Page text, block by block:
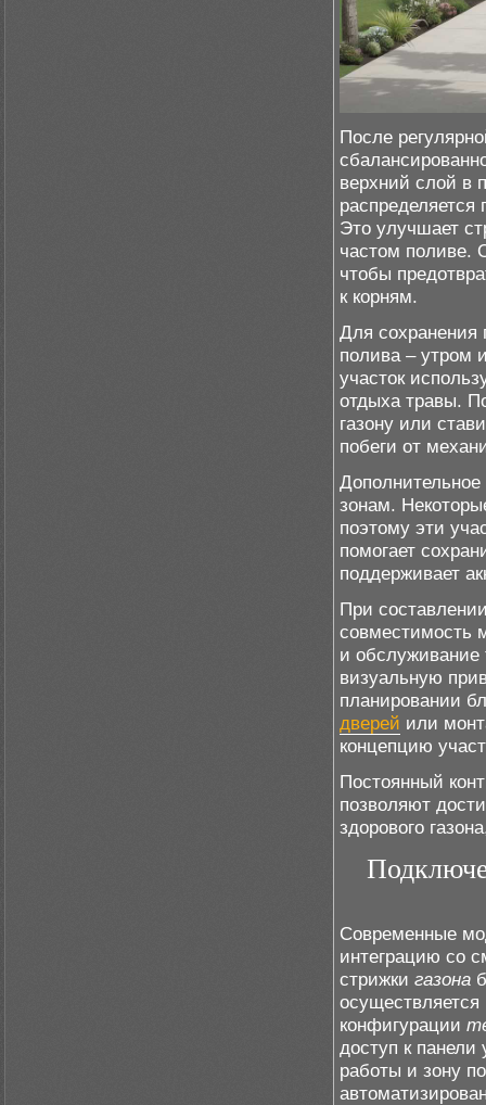
После
верхний слой в
Это улучшает
частом поливе.
чтобы
к корням.
Для сохранения
полива – утром
участок
отдыха травы.
газону или
побеги от
зонам.
поэтому эти
помогает
поддерживает
При
совместимость
и обслуживание
визуальную
планировании
дверей или
концепцию
Постоянный
позволяют
здорового
Современные
интеграцию со
стрижки газона
конфигурации
доступ к
работы и зону